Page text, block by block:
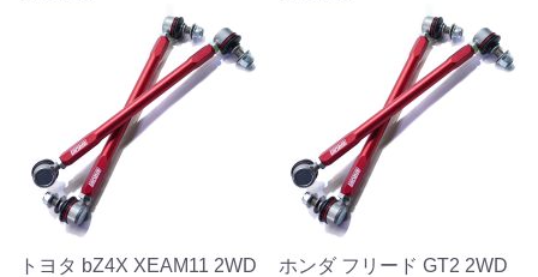
トヨタ bZ4X XEAM11 2WD
ホンダ フリード GT2 2WD